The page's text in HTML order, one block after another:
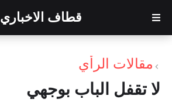
قطاف الاخباري
مقالات الرأي
لا تقفل الباب بوجهي